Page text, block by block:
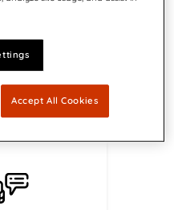
un tableau de
Accept All Cookies